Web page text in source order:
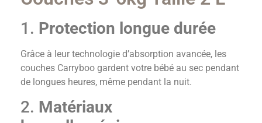
1. Protection longue durée
Grâce à leur technologie d’absorption avancée, les
couches Carryboo gardent votre bébé au sec pendant
de longues heures, même pendant la nuit.
2. Matériaux